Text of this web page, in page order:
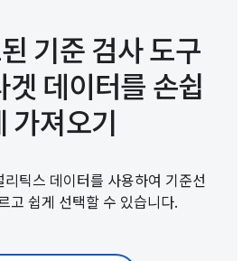
기준 검사 도구
겟 데이터를 손쉽
가져오기
틱스 데이터를 사용하여 기준선
고 쉽게 선택할 수 있습니다.